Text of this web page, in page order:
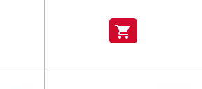
shopping_cart